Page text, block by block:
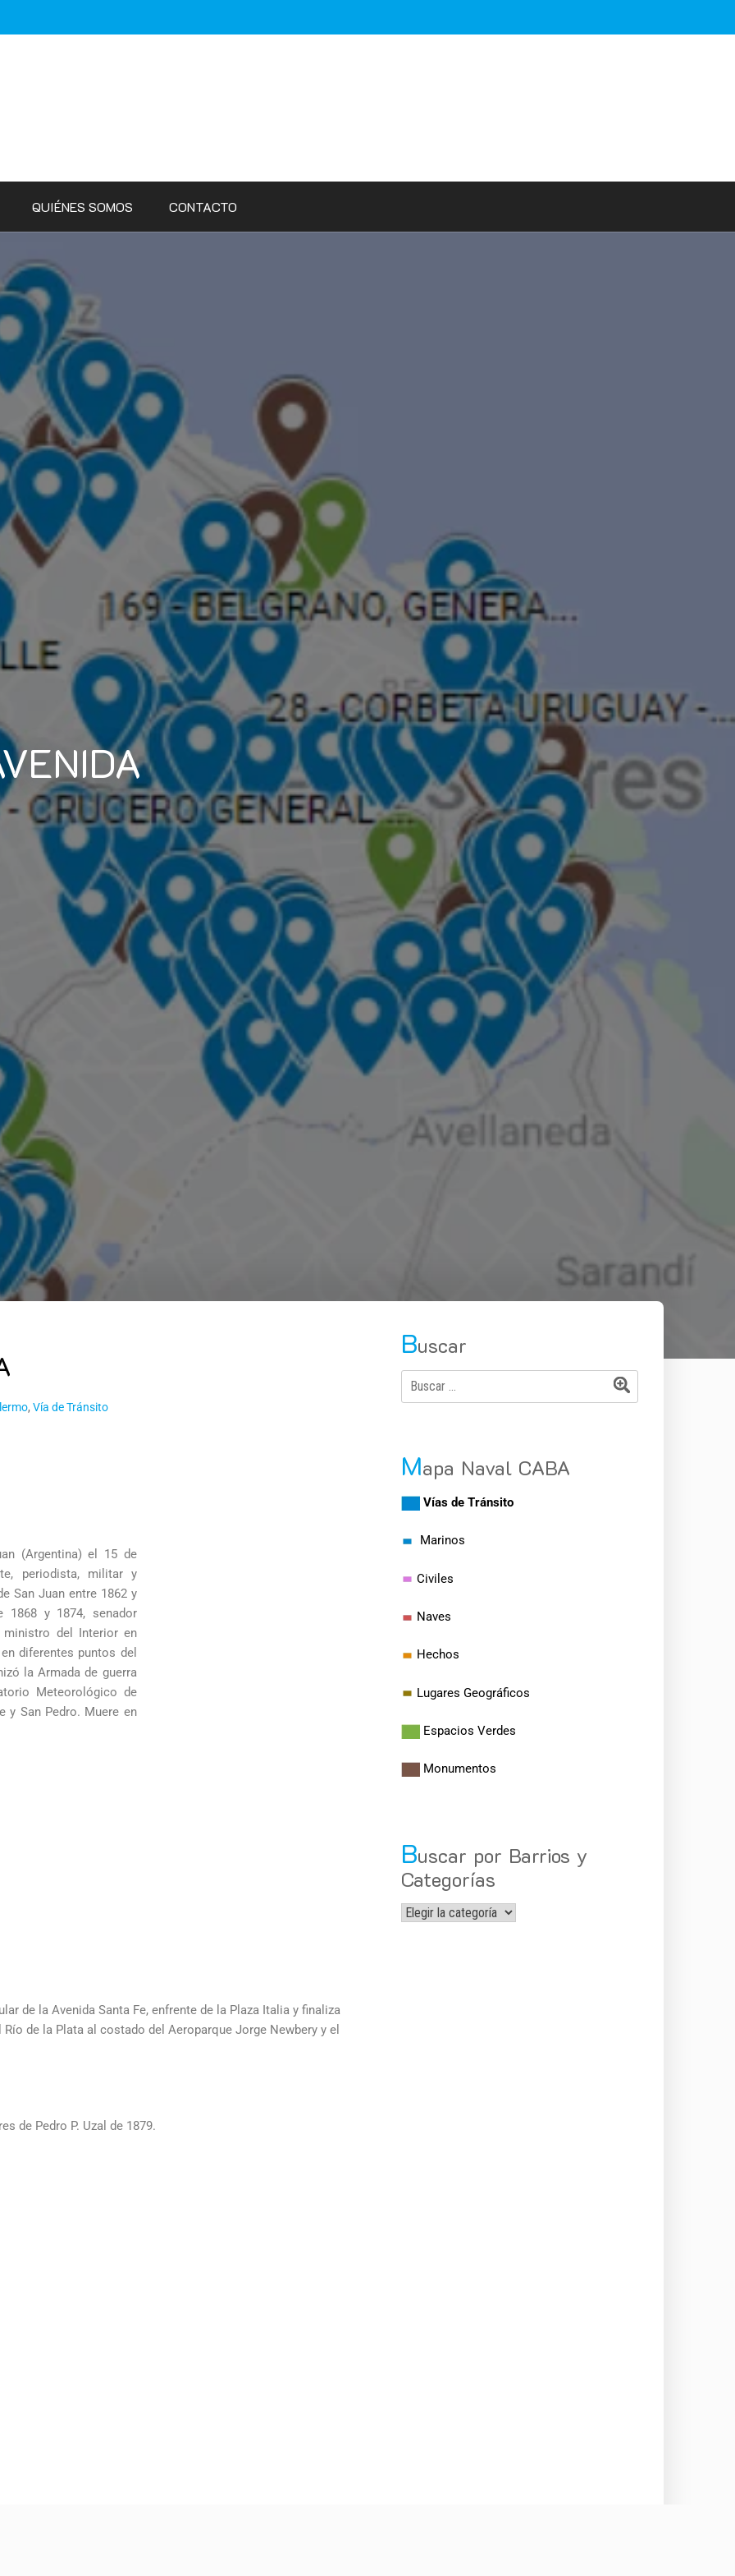
QUIÉNES SOMOS CONTACTO
, Vía de Tránsito
(Argentina) el 15 de
periodista, militar y
San Juan entre 1862 y
1868 y 1874, senador
del Interior en
diferentes puntos del
la Armada de guerra
Meteorológico de
y San Pedro. Muere en
de la Avenida Santa Fe, enfrente de la Plaza Italia y finaliza
de la Plata al costado del Aeroparque Jorge Newbery y el
de Pedro P. Uzal de 1879.
Buscar
Mapa Naval CABA
Vías de Tránsito
Marinos
Civiles
Naves
Hechos
Lugares Geográficos
Espacios Verdes
Monumentos
Buscar por Barrios y
Categorías